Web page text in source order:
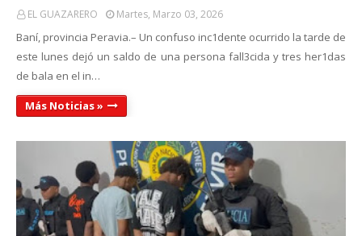
EL GUAZARERO Martes, Marzo 03, 2026
Baní, provincia Peravia.– Un confuso inc1dente ocurrido la tarde de
este lunes dejó un saldo de una persona fall3cida y tres her1das
de bala en el in…
Más Noticias »